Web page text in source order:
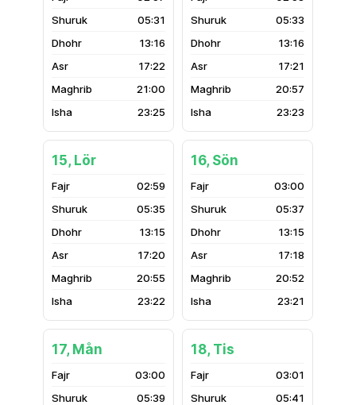
05:31
13:16
17:22
21:00
23:25
05:33
13:16
17:21
20:57
23:23
15, Lör
02:59
05:35
13:15
17:20
20:55
23:22
16, Sön
03:00
05:37
13:15
17:18
20:52
23:21
17, Mån
03:00
05:39
18, Tis
03:01
05:41